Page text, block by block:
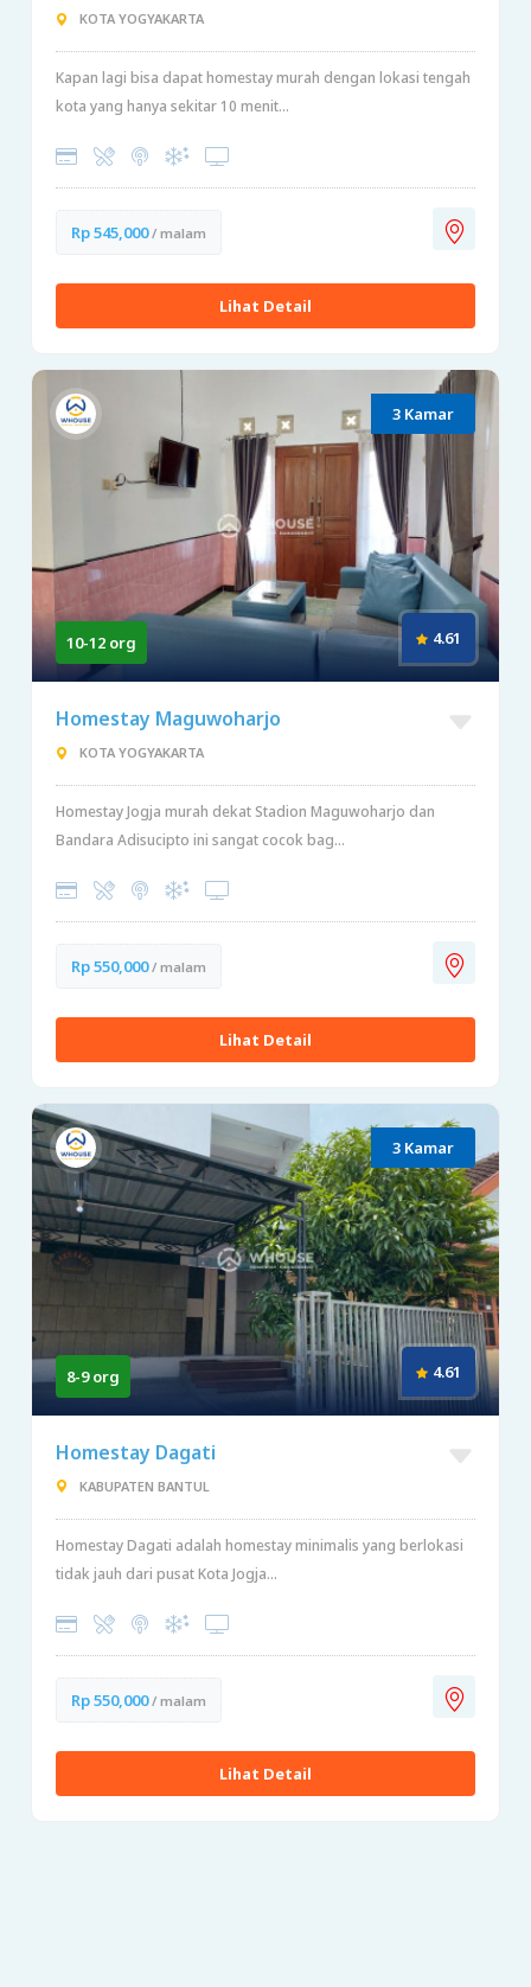
KOTA YOGYAKARTA
Kapan lagi bisa dapat homestay murah dengan lokasi tengah
kota yang hanya sekitar 10 menit...
Rp 545,000/ malam
Lihat Detail
3 Kamar
10-12 org 4.61
Homestay Maguwoharjo
KOTA YOGYAKARTA
Homestay Jogja murah dekat Stadion Maguwoharjo dan
Bandara Adisucipto ini sangat cocok bag...
Rp 550,000/ malam
Lihat Detail
3 Kamar
8-9 org 4.61
Homestay Dagati
KABUPATEN BANTUL
Homestay Dagati adalah homestay minimalis yang berlokasi
tidak jauh dari pusat Kota Jogja...
Rp 550,000/ malam
Lihat Detail